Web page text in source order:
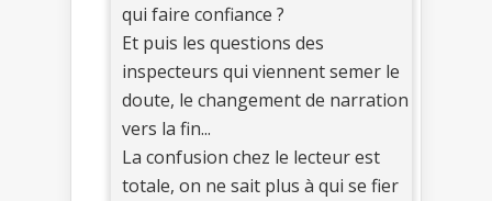
qui faire confiance ?
Et puis les questions des
inspecteurs qui viennent semer le
doute, le changement de narration
vers la fin...
La confusion chez le lecteur est
totale, on ne sait plus à qui se fier